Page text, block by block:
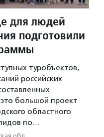
для людей
подготовили
туробъектов,
российских
большой проект
областного
по…